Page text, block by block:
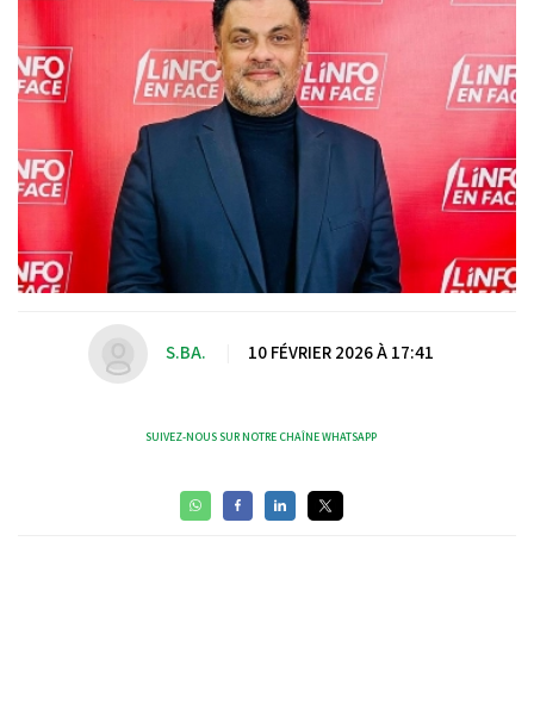
S.BA. 10 FÉVRIER 2026 À 17:41
SUIVEZ-NOUS SUR NOTRE CHAÎNE WHATSAPP